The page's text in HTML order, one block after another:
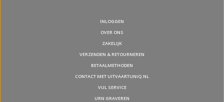
INLOGGEN
OVER ONS
ZAKELIJK
VERZENDEN & RETOURNEREN
BETAALMETHODEN
CONTACT MET UITVAARTUNIQ.NL
VUL SERVICE
URN GRAVEREN